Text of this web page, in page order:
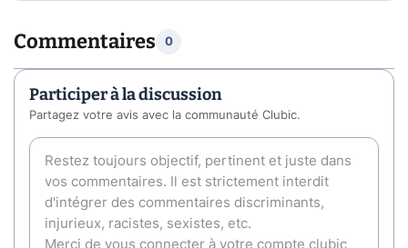
Commentaires 0
Participer à la discussion
Partagez votre avis avec la communauté Clubic.